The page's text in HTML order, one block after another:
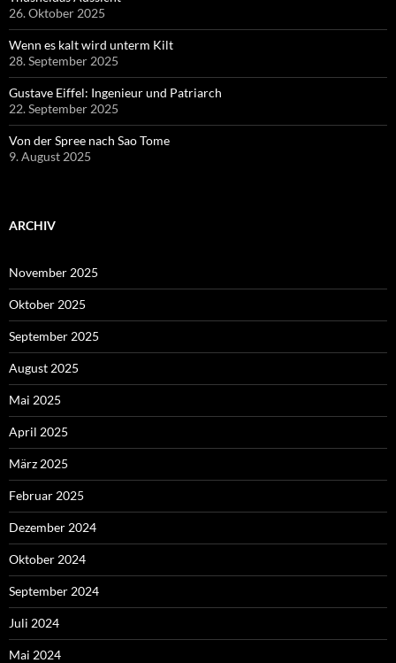
26. Oktober 2025
Wenn es kalt wird unterm Kilt
28. September 2025
Gustave Eiffel: Ingenieur und Patriarch
22. September 2025
Von der Spree nach Sao Tome
9. August 2025
ARCHIV
November 2025
Oktober 2025
September 2025
August 2025
Mai 2025
April 2025
März 2025
Februar 2025
Dezember 2024
Oktober 2024
September 2024
Juli 2024
Mai 2024